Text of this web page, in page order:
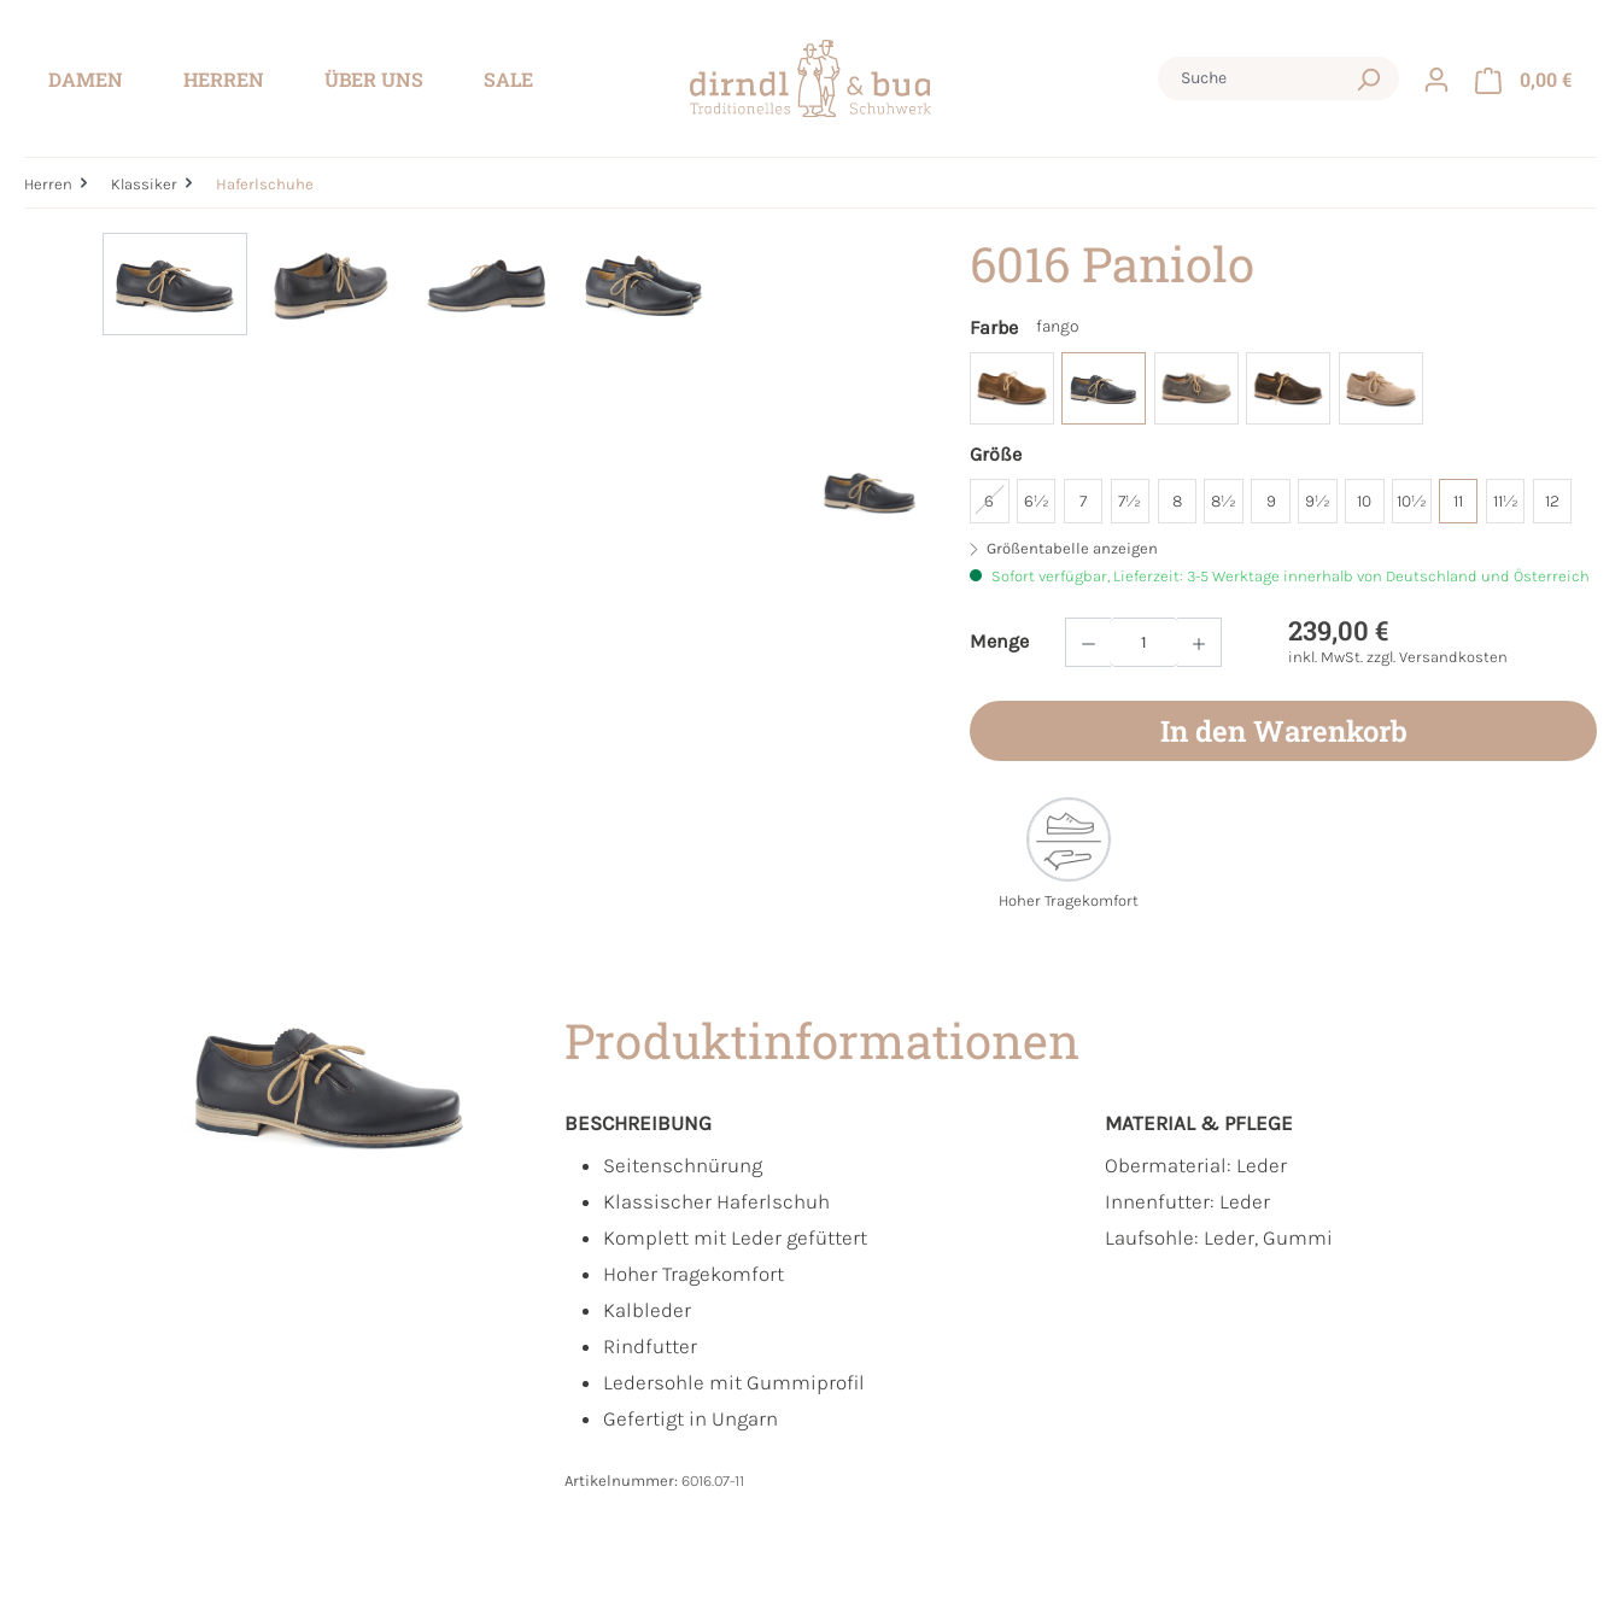
DAMEN HERREN ÜBER UNS SALE 0,00 €
Herren Klassiker Haferlschuhe
6016 Paniolo
Farbe fango
Größe
6 6½ 7 7½ 8 8½ 9 9½ 10 10½ 11 11½ 12
Größentabelle anzeigen
Sofort verfügbar, Lieferzeit: 3-5 Werktage innerhalb von Deutschland und Österreich
Menge
Produkt Anzahl: Gib den gewünschten Wert ein
239,00 €
inkl. MwSt. zzgl. Versandkosten
In den Warenkorb
Hoher Tragekomfort
Produktinformationen
BESCHREIBUNG
Seitenschnürung
Klassischer Haferlschuh
Komplett mit Leder gefüttert
Hoher Tragekomfort
Kalbleder
Rindfutter
Ledersohle mit Gummiprofil
Gefertigt in Ungarn
MATERIAL & PFLEGE
Obermaterial: Leder
Innenfutter: Leder
Laufsohle: Leder, Gummi
Artikelnummer: 6016.07-11